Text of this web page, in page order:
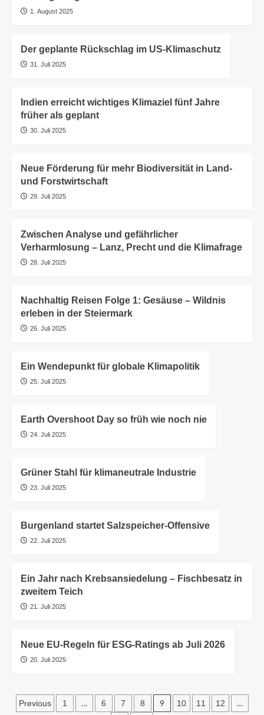
1. August 2025
Der geplante Rückschlag im US‑Klimaschutz
31. Juli 2025
Indien erreicht wichtiges Klimaziel fünf Jahre
früher als geplant
30. Juli 2025
Neue Förderung für mehr Biodiversität in Land-
und Forstwirtschaft
29. Juli 2025
Zwischen Analyse und gefährlicher
Verharmlosung – Lanz, Precht und die Klimafrage
28. Juli 2025
Nachhaltig Reisen Folge 1: Gesäuse – Wildnis
erleben in der Steiermark
26. Juli 2025
Ein Wendepunkt für globale Klimapolitik
25. Juli 2025
Earth Overshoot Day so früh wie noch nie
24. Juli 2025
Grüner Stahl für klimaneutrale Industrie
23. Juli 2025
Burgenland startet Salzspeicher-Offensive
22. Juli 2025
Ein Jahr nach Krebsansiedelung – Fischbesatz in
zweitem Teich
21. Juli 2025
Neue EU-Regeln für ESG-Ratings ab Juli 2026
20. Juli 2025
Seitennummerierung
Previous 1 … 6 7 8 9 10 11 12 …